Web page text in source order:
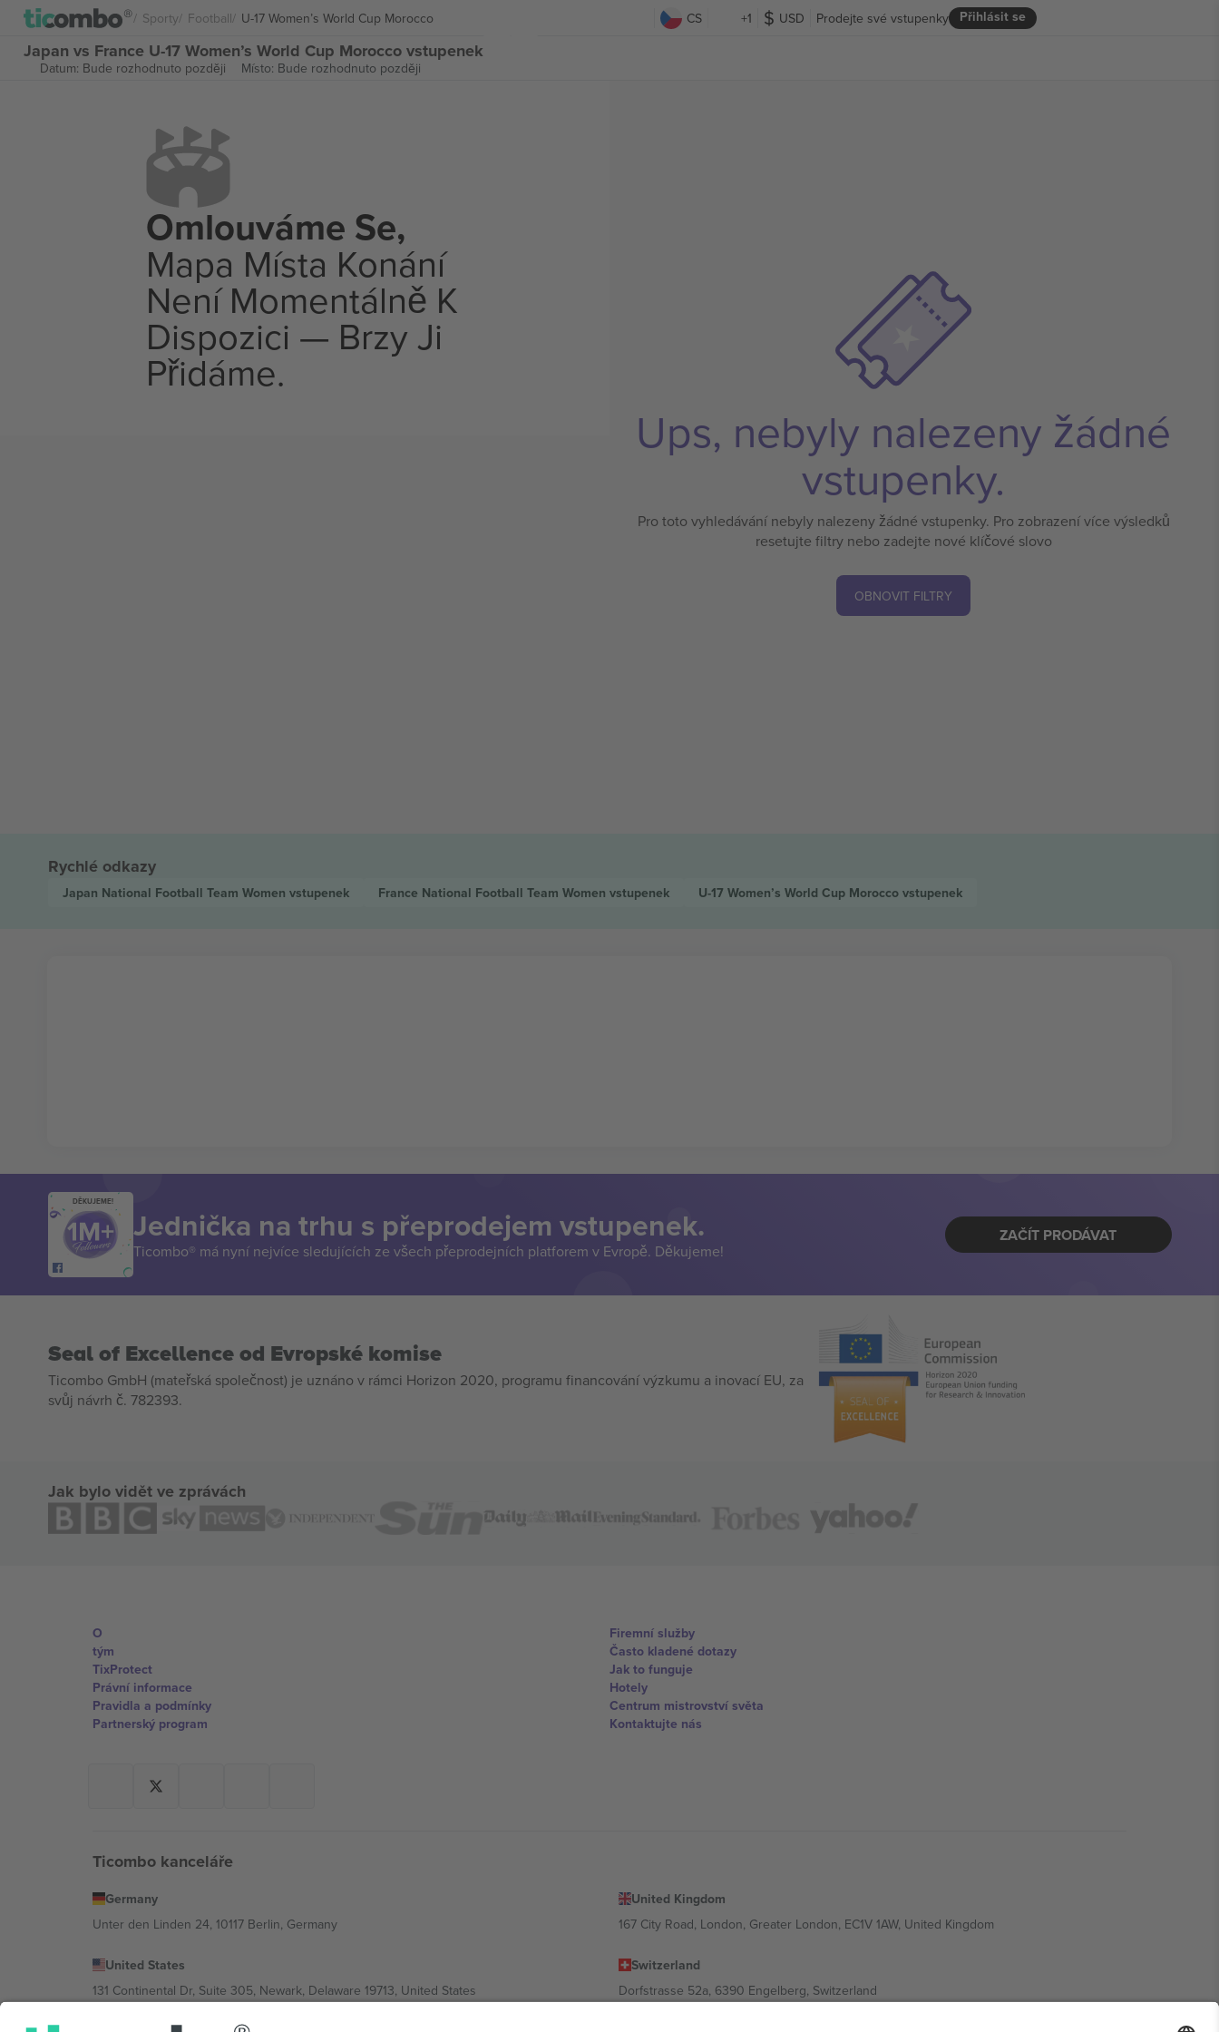
Sporty Football U-17 Women’s World Cup Morocco CS +1 USD Přihlásit se
Prodejte své vstupenky
Japan vs France U-17 Women’s World Cup Morocco vstupenek
Datum: Bude rozhodnuto později Místo: Bude rozhodnuto později
Omlouváme Se,
Mapa Místa Konání
Není Momentálně K
Dispozici — Brzy Ji
Přidáme.
Ups, nebyly nalezeny žádné
vstupenky.
Pro toto vyhledávání nebyly nalezeny žádné vstupenky. Pro zobrazení více výsledků
resetujte filtry nebo zadejte nové klíčové slovo
OBNOVIT FILTRY
Rychlé odkazy
Japan National Football Team Women vstupenek France National Football Team Women vstupenek U-17 Women’s World Cup Morocco vstupenek
DĚKUJEME!
Jednička na trhu s přeprodejem vstupenek.
Ticombo® má nyní nejvíce sledujících ze všech přeprodejních platforem v Evropě. Děkujeme!
ZAČÍT PRODÁVAT
Seal of Excellence od Evropské komise
Ticombo GmbH (mateřská společnost) je uznáno v rámci Horizon 2020, programu financování výzkumu a inovací EU, za
svůj návrh č. 782393.
Jak bylo vidět ve zprávách
O
tým
TixProtect
Právní informace
Pravidla a podmínky
Partnerský program
Firemní služby
Často kladené dotazy
Jak to funguje
Hotely
Centrum mistrovství světa
Kontaktujte nás
Ticombo kanceláře
Germany
Unter den Linden 24, 10117 Berlin, Germany
United Kingdom
167 City Road, London, Greater London, EC1V 1AW, United Kingdom
United States
131 Continental Dr, Suite 305, Newark, Delaware 19713, United States
Switzerland
Dorfstrasse 52a, 6390 Engelberg, Switzerland